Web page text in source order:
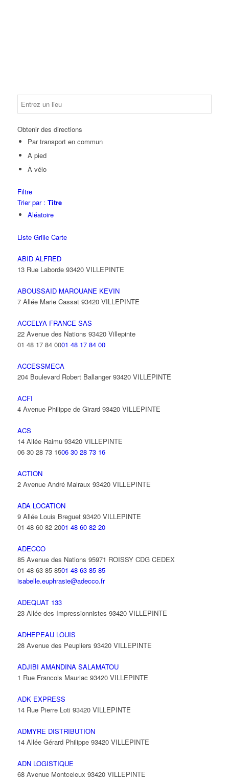
Obtenir des directions
Par transport en commun
A pied
À vélo
Filtre
Trier par : Titre
Aléatoire
Liste Grille Carte
ABID ALFRED
13 Rue Laborde 93420 VILLEPINTE
ABOUSSAID MAROUANE KEVIN
7 Allée Marie Cassat 93420 VILLEPINTE
ACCELYA FRANCE SAS
22 Avenue des Nations 93420 Villepinte
01 48 17 84 0001 48 17 84 00
ACCESSMECA
204 Boulevard Robert Ballanger 93420 VILLEPINTE
ACFI
4 Avenue Philippe de Girard 93420 VILLEPINTE
ACS
14 Allée Raimu 93420 VILLEPINTE
06 30 28 73 1606 30 28 73 16
ACTION
2 Avenue André Malraux 93420 VILLEPINTE
ADA LOCATION
9 Allée Louis Breguet 93420 VILLEPINTE
01 48 60 82 2001 48 60 82 20
ADECCO
85 Avenue des Nations 95971 ROISSY CDG CEDEX
01 48 63 85 8501 48 63 85 85
isabelle.euphrasie@adecco.fr
ADEQUAT 133
23 Allée des Impressionnistes 93420 VILLEPINTE
ADHEPEAU LOUIS
28 Avenue des Peupliers 93420 VILLEPINTE
ADJIBI AMANDINA SALAMATOU
1 Rue Francois Mauriac 93420 VILLEPINTE
ADK EXPRESS
14 Rue Pierre Loti 93420 VILLEPINTE
ADMYRE DISTRIBUTION
14 Allée Gérard Philippe 93420 VILLEPINTE
ADN LOGISTIQUE
68 Avenue Montceleux 93420 VILLEPINTE